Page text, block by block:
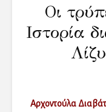
Οι
Ιστορία
Αρχοντούλα